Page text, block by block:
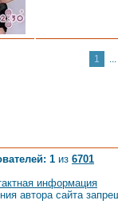
1 ...
1 из 6701
информация
автора сайта